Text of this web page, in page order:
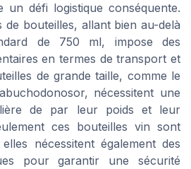
un défi logistique conséquente.
de bouteilles, allant bien au-delà
de 750 ml, impose des
en termes de transport et
de grande taille, comme le
nécessitent une
de par leur poids et leur
ces bouteilles vin sont
nécessitent également des
pour garantir une sécurité